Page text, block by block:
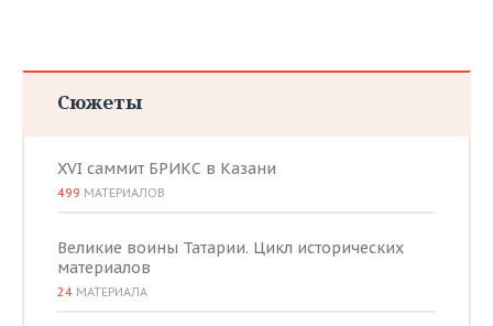
Сюжеты
XVI саммит БРИКС в Казани
499 МАТЕРИАЛОВ
Великие воины Татарии. Цикл исторических
материалов
24 МАТЕРИАЛА